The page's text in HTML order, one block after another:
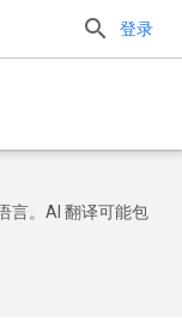
登录
言。AI 翻译可能包